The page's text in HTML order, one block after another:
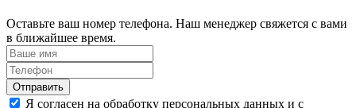
Оставьте ваш номер телефона. Наш менеджер свяжется с вами
в ближайшее время.
Я согласен на обработку персональных данных и с